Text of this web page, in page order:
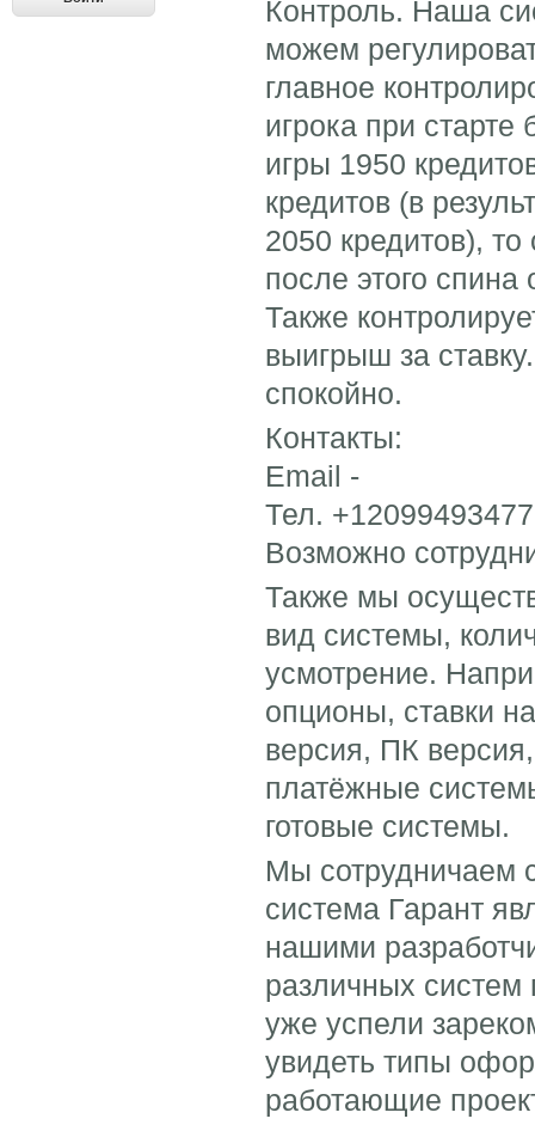
Контроль. Наша
можем
главное
игрока при
игры 1950
кредитов (в
2050 кредитов), то
после этого
Также
выигрыш за
спокойно.
Контакты:
Email -
Тел.
Возможно
Также мы
вид системы,
усмотрение.
опционы, ставки
версия, ПК
платёжные
готовые системы.
Мы сотрудничаем
система Гарант
нашими
различных
уже успели
увидеть типы
работающие